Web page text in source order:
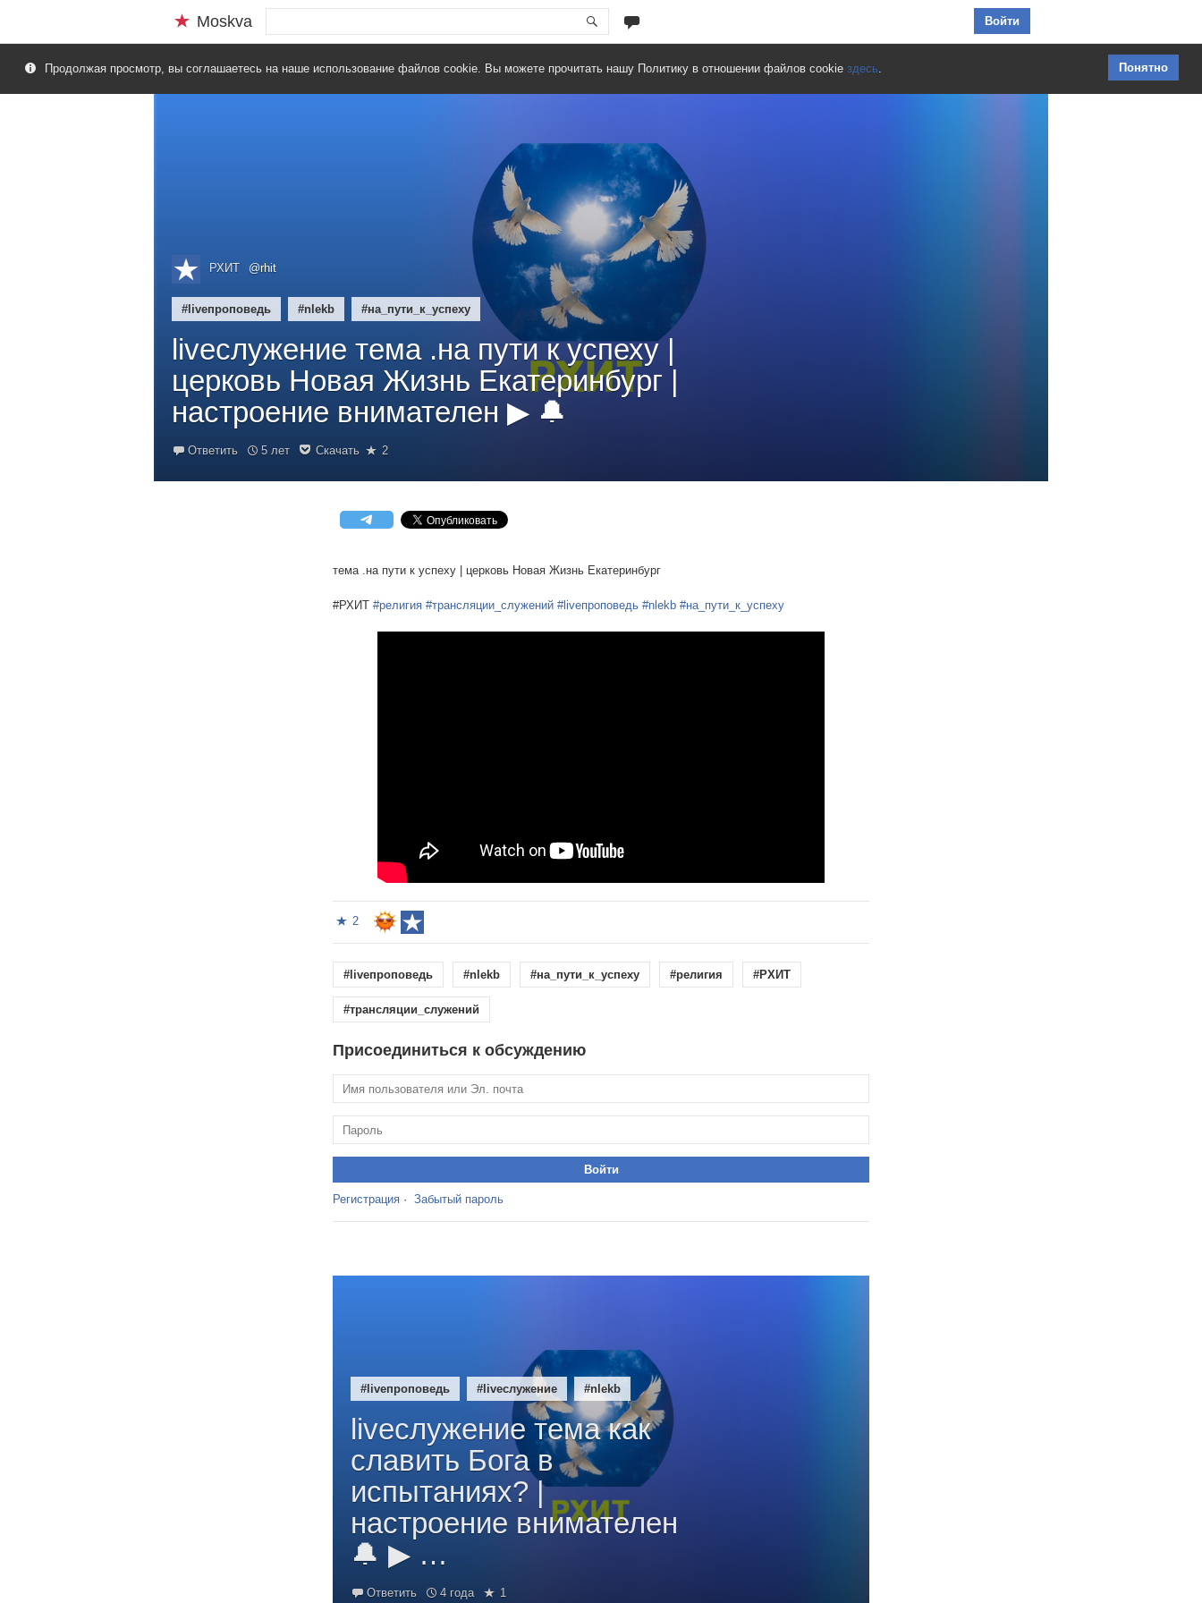
Moskva
Перейти к содержимому
Войти
Понятно
Продолжая просмотр, вы соглашаетесь на наше использование файлов cookie. Вы можете прочитать нашу Политику в отношении файлов cookie здесь.
РХИТ @rhit
#liveпроповедь #nlekb #на_пути_к_успеху
liveслужение тема .на пути к успеху |
церковь Новая Жизнь Екатеринбург |
настроение внимателен ▶ 🔔
Ответить 5 лет Скачать 2
тема .на пути к успеху | церковь Новая Жизнь Екатеринбург
#РХИТ #религия #трансляции_служений #liveпроповедь #nlekb #на_пути_к_успеху
2
#liveпроповедь #nlekb #на_пути_к_успеху #религия #РХИТ
#трансляции_служений
Присоединиться к обсуждению
Регистрация · Забытый пароль
#liveпроповедь #liveслужение #nlekb
liveслужение тема как
славить Бога в
испытаниях? |
настроение внимателен
🔔 ▶ …
Ответить 4 года 1